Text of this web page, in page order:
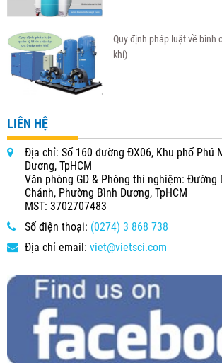
Quy định pháp luật về bình
khí)
LIÊN HỆ
Địa chỉ: Số 160 đường ĐX06, Khu phố Phú
Dương, TpHCM
Văn phòng GD & Phòng thí nghiệm: Đường
Chánh, Phường Bình Dương, TpHCM
MST: 3702707483
Số điện thoại: (0274) 3 868 738
Địa chỉ email: viet@vietsci.com